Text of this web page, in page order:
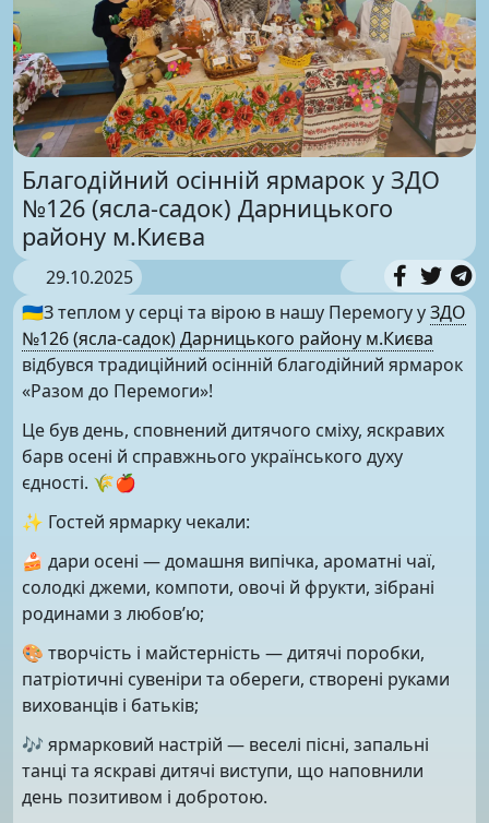
Благодійний осінній ярмарок у ЗДО
№126 (ясла-садок) Дарницького
району м.Києва
29.10.2025
🇺🇦З теплом у серці та вірою в нашу Перемогу уЗДО
№126 (ясла-садок) Дарницького району м.Києва
відбувся традиційний осінній благодійний ярмарок
«Разом до Перемоги»!
Це був день, сповнений дитячого сміху, яскравих
барв осені й справжнього українського духу
єдності. 🌾🍎
✨ Гостей ярмарку чекали:
🍰 дари осені — домашня випічка, ароматні чаї,
солодкі джеми, компоти, овочі й фрукти, зібрані
родинами з любов’ю;
🎨 творчість і майстерність — дитячі поробки,
патріотичні сувеніри та обереги, створені руками
вихованців і батьків;
🎶 ярмарковий настрій — веселі пісні, запальні
танці та яскраві дитячі виступи, що наповнили
день позитивом і добротою.